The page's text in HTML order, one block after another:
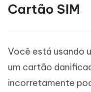
Cartão SIM
Você está usando
um cartão
incorretamente